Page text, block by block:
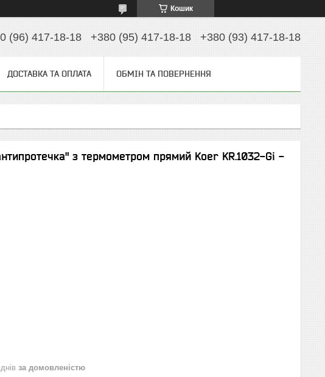
Кошик
(96) 417-18-18 +380 (95) 417-18-18 +380 (93) 417-18-18
ДОСТАВКА ТА ОПЛАТА ОБМІН ТА ПОВЕРНЕННЯ
з термометром прямий Koer KR.1032-Gi -
за домовленістю